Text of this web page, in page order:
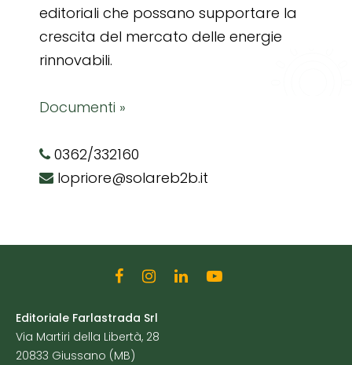
editoriali che possano supportare la
crescita del mercato delle energie
rinnovabili.
Documenti »
0362/332160
lopriore@solareb2b.it
Editoriale Farlastrada Srl
Via Martiri della Libertà, 28
20833 Giussano (MB)